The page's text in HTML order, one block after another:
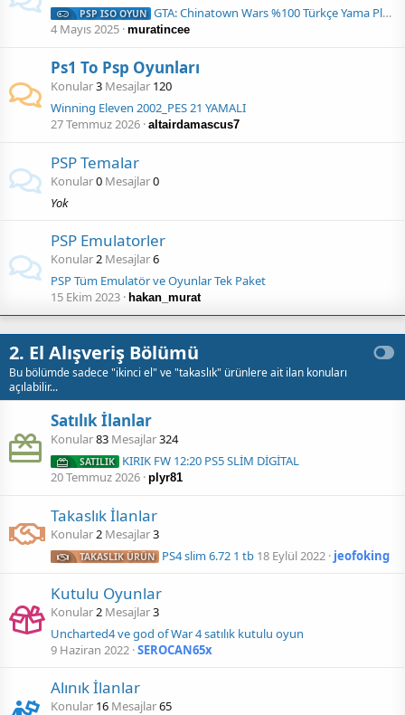
PSP ISO OYUN GTA: Chinatown Wars %100 Türkçe Yama PlaystationHabere Özel
4 Mayıs 2025 muratincee
Ps1 To Psp Oyunları
Konular3 Mesajlar 120
Winning Eleven 2002_PES 21 YAMALI
27 Temmuz 2026 altairdamascus7
PSP Temalar
Konular0 Mesajlar0
Yok
PSP Emulatorler
Konular2 Mesajlar6
PSP Tüm Emulatör ve Oyunlar Tek Paket
15 Ekim 2023
hakan_murat
2. El Alışveriş Bölümü
Bu bölümde sadece "ikinci el" ve "takaslık" ürünlere ait ilan konuları
açılabilir...
Satılık İlanlar
Konular83 Mesajlar324
SATILIK
KIRIK FW 12:20 PS5 SLİM DİGİTAL
20 Temmuz 2026 plyr81
Takaslık İlanlar
Konular2 Mesajlar3
TAKASLIK ÜRÜN PS4 slim 6.72 1 tb 18 Eylül 2022 jeofoking
Kutulu Oyunlar
Konular2 Mesajlar3
Uncharted4 ve god of War 4 satılık kutulu oyun
9 Haziran 2022 SEROCAN65x
Alınık İlanlar
Konular 16 Mesajlar65